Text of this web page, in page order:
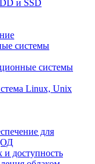
и SSD
системы
системы
Linux, Unix
для
доступность